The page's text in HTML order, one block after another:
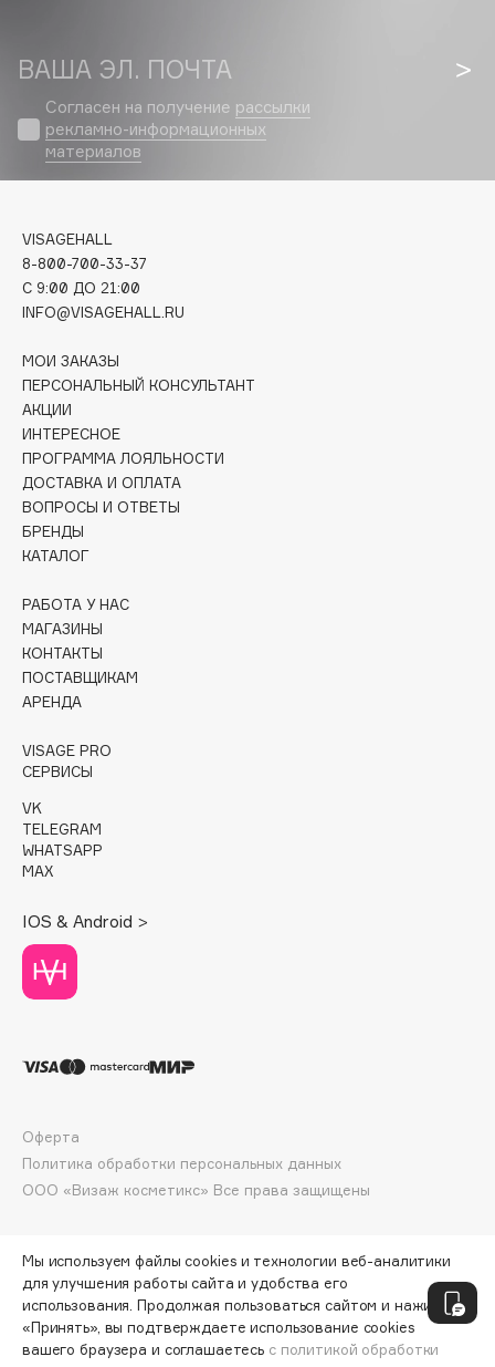
Catrice
Celimax
Cettua
Chupa Chups
Clarins
Clarins Precious
Clinique
Clive Christian
Club De Nuit
Collagenina
Consly
Corimo
CosRX
Cottolina
Crescina
Curaprox
D
DABO
Darphin
Davines
Dessange
Dior
Divage
Dorco
Dr. Vranjes Firenze
Dr.Althea
Dr.Ceuracle
DSD de Luxe
Dyson
ВАША ЭЛ. ПОЧТА
Согласен на получение рассылки
рекламно-информационных
материалов
VISAGEHALL
8-800-700-33-37
C 9:00 ДО 21:00
INFO@VISAGEHALL.RU
МОИ ЗАКАЗЫ
ПЕРСОНАЛЬНЫЙ КОНСУЛЬТАНТ
АКЦИИ
ИНТЕРЕСНОЕ
ПРОГРАММА ЛОЯЛЬНОСТИ
ДОСТАВКА И ОПЛАТА
ВОПРОСЫ И ОТВЕТЫ
БРЕНДЫ
КАТАЛОГ
РАБОТА У НАС
МАГАЗИНЫ
КОНТАКТЫ
ПОСТАВЩИКАМ
АРЕНДА
VISAGE PRO
СЕРВИСЫ
VK
TELEGRAM
WHATSAPP
MAX
IOS & Android >
ООО «Визаж косметикс» Все права защищены
Оферта
Политика обработки персональных данных
Мы используем файлы cookies и технологии веб-аналитики
для улучшения работы сайта и удобства его
использования. Продолжая пользоваться сайтом и нажимая
«Принять», вы подтверждаете использование cookies
вашего браузера и соглашаетесь с политикой обработки